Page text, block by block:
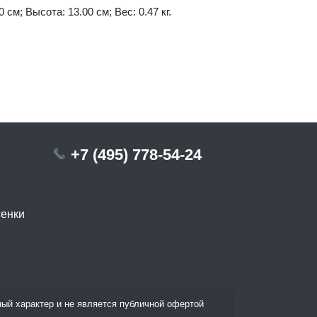
Высота: 13.00 см; Вес: 0.47 кг.
+7 (495) 778-54-24
характер и не является публичной офертой